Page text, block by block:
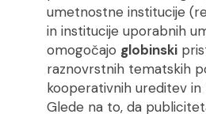
umetnostne institucije
in institucije uporabnih
omogočajo globinski
raznovrstnih tematskih
kooperativnih ureditev
Glede na to, da